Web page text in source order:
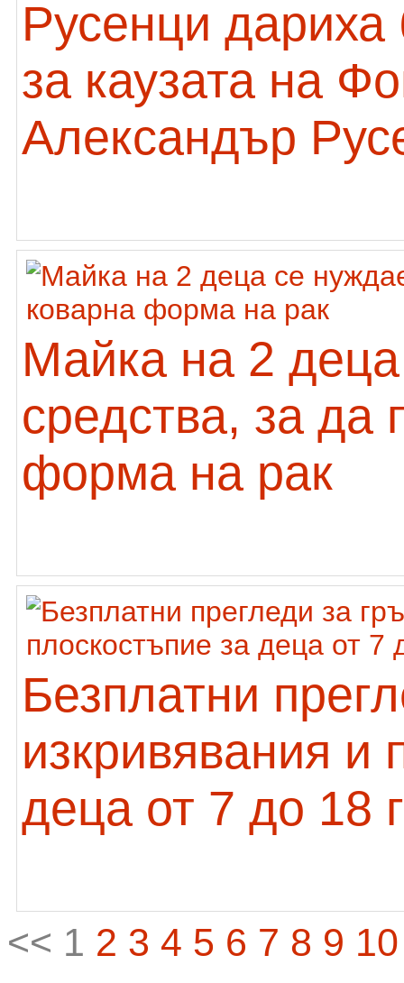
Русенци
за каузата на
Александър
Майка на 2
средства, за да
форма на рак
Безплатни
изкривявания и
деца от 7 до 18
<< 1 2 3 4 5 6 7 8 9 10